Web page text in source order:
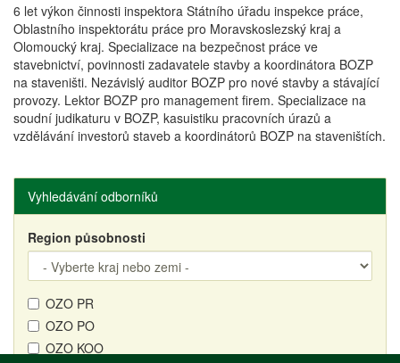
6 let výkon činnosti inspektora Státního úřadu inspekce práce,
Oblastního inspektorátu práce pro Moravskoslezský kraj a
Olomoucký kraj. Specializace na bezpečnost práce ve
stavebnictví, povinnosti zadavatele stavby a koordinátora BOZP
na staveništi. Nezávislý auditor BOZP pro nové stavby a stávající
provozy. Lektor BOZP pro management firem. Specializace na
soudní judikaturu v BOZP, kasuistiku pracovních úrazů a
vzdělávání investorů staveb a koordinátorů BOZP na staveništích.
Vyhledávání odborníků
Region působnosti
OZO PR
OZO PO
OZO KOO